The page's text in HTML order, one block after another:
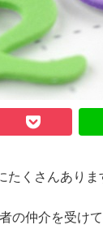
くさんありま
の仲介を受け